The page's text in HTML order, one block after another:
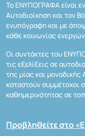
Το ΕΝΥΠΟΓΡΑΦΑ είναι
Αυτοδιοίκηση και τον
ενυπόγραφη και με
κάθε κοινωνίας
Οι συντάκτες του
τις εξελίξεις σε
της μίας και
καταστούν συμμέτοχοι
καθημερινότητας σε
Προβληθείτε στο